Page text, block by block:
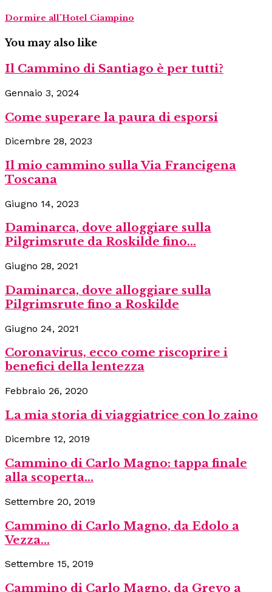
Dormire all’Hotel Ciampino
You may also like
Il Cammino di Santiago è per tutti?
Gennaio 3, 2024
Come superare la paura di esporsi
Dicembre 28, 2023
Il mio cammino sulla Via Francigena
Toscana
Giugno 14, 2023
Daminarca, dove alloggiare sulla
Pilgrimsrute da Roskilde fino...
Giugno 28, 2021
Daminarca, dove alloggiare sulla
Pilgrimsrute fino a Roskilde
Giugno 24, 2021
Coronavirus, ecco come riscoprire i
benefici della lentezza
Febbraio 26, 2020
La mia storia di viaggiatrice con lo zaino
Dicembre 12, 2019
Cammino di Carlo Magno: tappa finale
alla scoperta...
Settembre 20, 2019
Cammino di Carlo Magno, da Edolo a
Vezza...
Settembre 15, 2019
Cammino di Carlo Magno, da Grevo a